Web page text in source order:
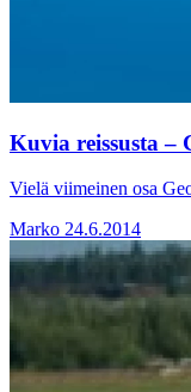
Kuvia reissusta –
Vielä viimeinen osa
Marko 24.6.2014